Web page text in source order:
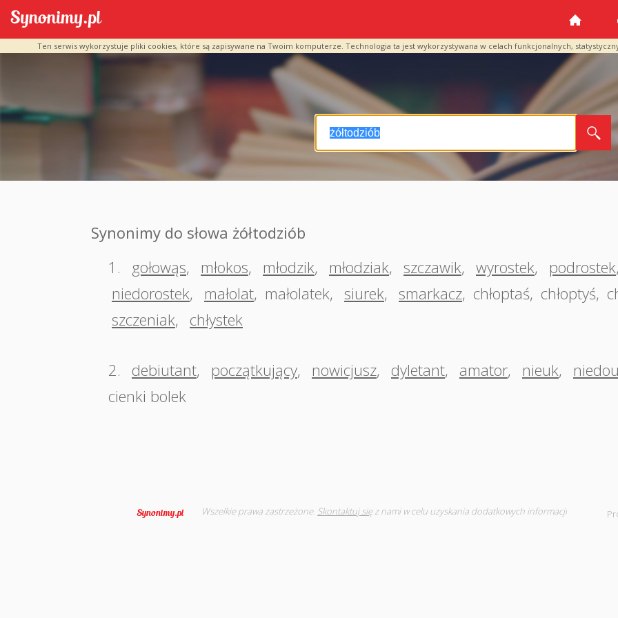
Ten serwis wykorzystuje pliki cookies, które są zapisywane na Twoim komputerze. Technologia ta jest wykorzystywana w celach funkcjonalnych,
Synonimy do słowa żółtodziób
1.
gołowąs, młokos, młodzik, młodziak, szczawik, wyrostek, podrostek
niedorostek, małolat, małolatek, siurek, smarkacz, chłoptaś, chłoptyś,
szczeniak, chłystek
2. debiutant, początkujący, nowicjusz, dyletant, amator, nieuk,
cienki bolek
Wszelkie prawa zastrzeżone. Skontaktuj sięz nami w celu uzyskania dodatkowych informacji